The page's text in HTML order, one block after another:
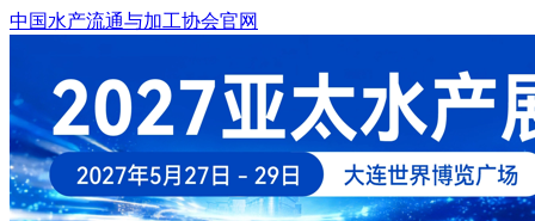
中国水产流通与加工协会官网